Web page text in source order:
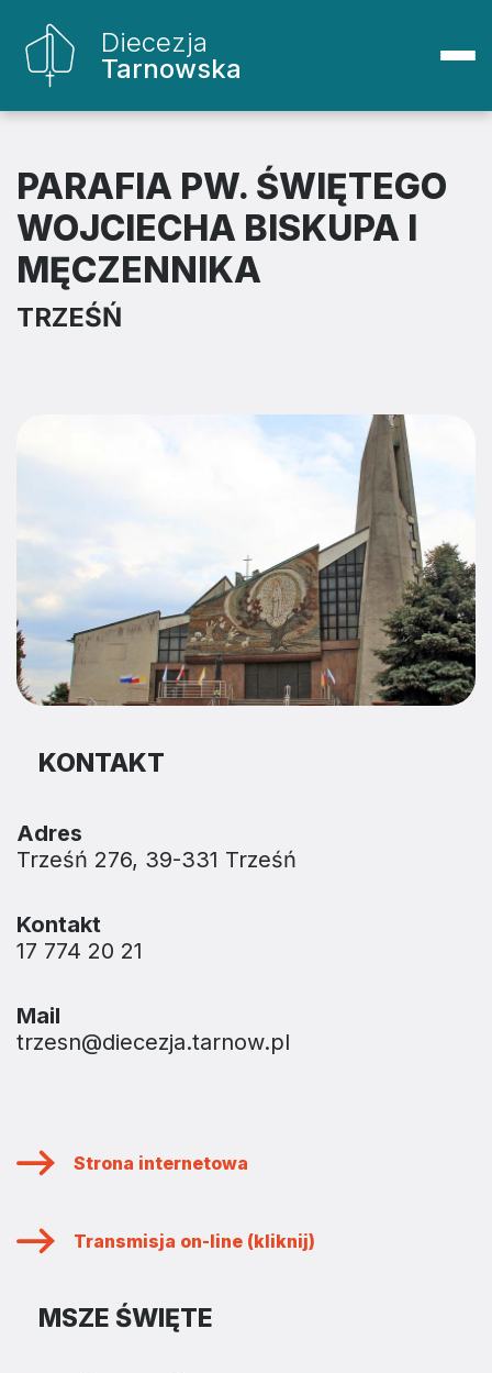
Diecezja
Tarnowska
PARAFIA PW. ŚWIĘTEGO
WOJCIECHA BISKUPA I
MĘCZENNIKA
TRZEŚŃ
KONTAKT
Adres
Trześń 276, 39-331 Trześń
Kontakt
17 774 20 21
Mail
trzesn@diecezja.tarnow.pl
Strona internetowa
Transmisja on-line (kliknij)
MSZE ŚWIĘTE